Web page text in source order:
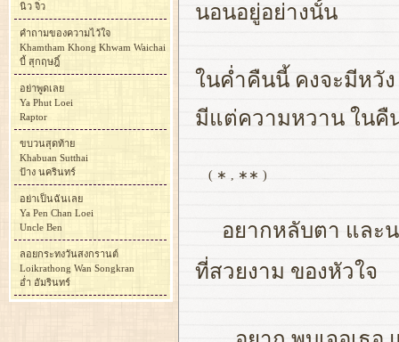
นอนอยู่อย่างนั้น
ในค่ำคืนนี้ คงจะมีหวั
มีแต่ความหวาน ในคื
( ∗ , ∗∗ )
อยากหลับตา และ
ที่สวยงาม ของหัวใจ
นิว จิ๋ว
คำถามของความไว้ใจ
Khamtham Khong Khwam Waichai
บี้ สุกฤษฎิ์
อย่าพูดเลย
Ya Phut Loei
Raptor
ขบวนสุดท้าย
Khabuan Sutthai
ป้าง นครินทร์
อย่าเป็นฉันเลย
Ya Pen Chan Loei
Uncle Ben
ลอยกระทงวันสงกรานต์
Loikrathong Wan Songkran
อ่ำ อัมรินทร์